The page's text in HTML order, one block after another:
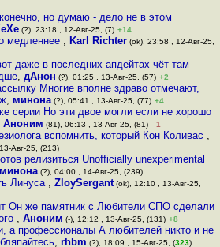
но думаю - дело не в этом
(?), 23:18 , 12-Авг-25, (7) +14
медленнее , Karl Richter(ok), 23:58 , 12-Авг-25,
даже в последних апдейтах чёт там
, дАнон (?), 01:25 , 13-Авг-25, (57) +2
Многие вполне здраво отмечают,
, минона(?), 05:41 , 13-Авг-25, (77) +4
серии Но эти двое могли если не хорошо
Аноним (81), 06:13 , 13-Авг-25, (81) –1
вспомнить, который Кон Коливас ,
Авг-25, (213)
релизиться Unofficially unexperimental
минона (?), 04:00 , 14-Авг-25, (239)
Линуса , ZloySergant(ok), 12:10 , 13-Авг-25,
Он же памятник с Любители СПО сделали
,Аноним (-), 12:12 , 13-Авг-25, (131) +8
а профессионалы А любителей никто и не
, rhbm (?), 18:09 , 15-Авг-25, (323)